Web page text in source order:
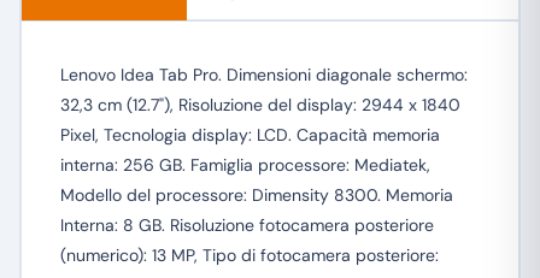
Lenovo Idea Tab Pro. Dimensioni diagonale schermo:
32,3 cm (12.7"), Risoluzione del display: 2944 x 1840
Pixel, Tecnologia display: LCD. Capacità memoria
interna: 256 GB. Famiglia processore: Mediatek,
Modello del processore: Dimensity 8300. Memoria
Interna: 8 GB. Risoluzione fotocamera posteriore
(numerico): 13 MP, Tipo di fotocamera posteriore: